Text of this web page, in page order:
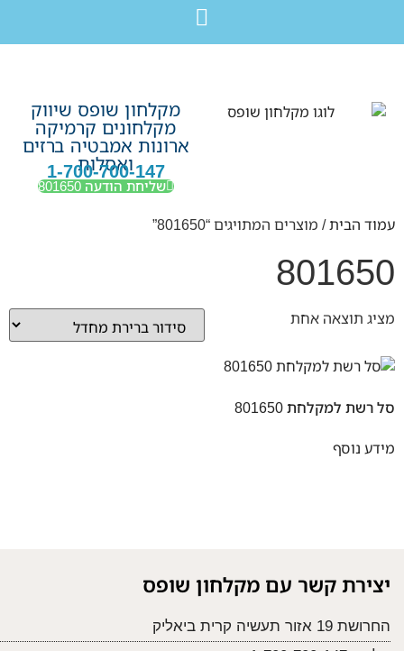
מקלחון שופס שיווק
מקלחונים קרמיקה
ארונות אמבטיה ברזים
ואסלות
1-700-700-147
שליחת הודעה 801650
עמוד הבית / מוצרים המתויגים “801650”
801650
מציג תוצאה אחת
סל רשת למקלחת 801650
מידע נוסף
יצירת קשר עם מקלחון שופס
החרושת 19 אזור תעשיה קרית ביאליק